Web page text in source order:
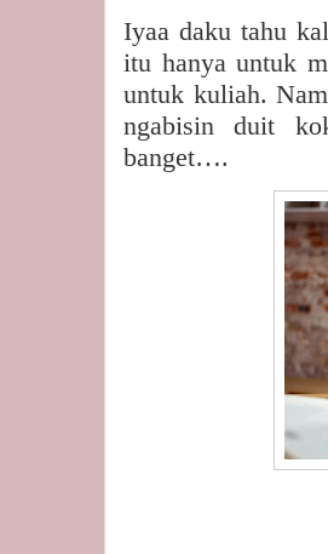
Iyaa daku tahu
itu hanya untuk
untuk kuliah.
ngabisin duit
banget….